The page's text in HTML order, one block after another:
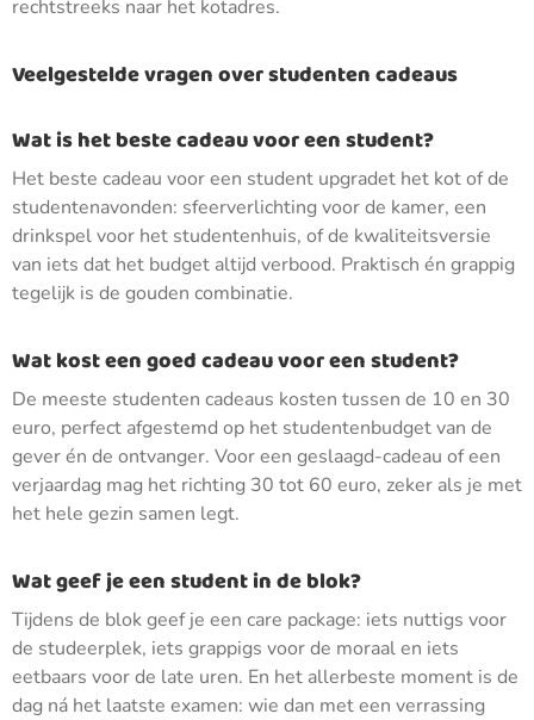
rechtstreeks naar het kotadres.
Veelgestelde vragen over studenten cadeaus
Wat is het beste cadeau voor een student?
Het beste cadeau voor een student upgradet het kot of de
studentenavonden: sfeerverlichting voor de kamer, een
drinkspel voor het studentenhuis, of de kwaliteitsversie
van iets dat het budget altijd verbood. Praktisch én grappig
tegelijk is de gouden combinatie.
Wat kost een goed cadeau voor een student?
De meeste studenten cadeaus kosten tussen de 10 en 30
euro, perfect afgestemd op het studentenbudget van de
gever én de ontvanger. Voor een geslaagd-cadeau of een
verjaardag mag het richting 30 tot 60 euro, zeker als je met
het hele gezin samen legt.
Wat geef je een student in de blok?
Tijdens de blok geef je een care package: iets nuttigs voor
de studeerplek, iets grappigs voor de moraal en iets
eetbaars voor de late uren. En het allerbeste moment is de
dag ná het laatste examen: wie dan met een verrassing